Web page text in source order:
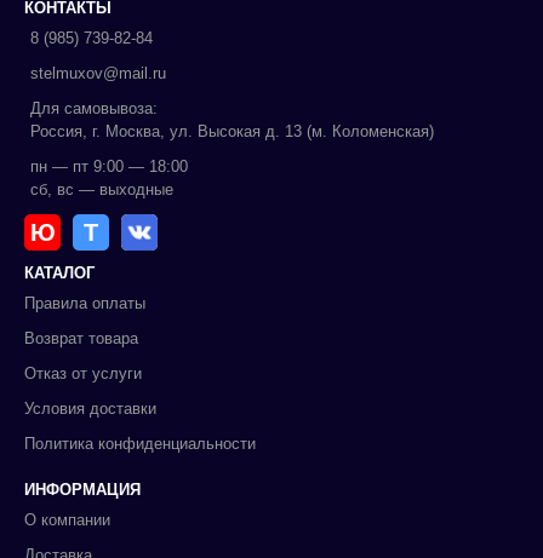
КОНТАКТЫ
8 (985) 739-82-84
stelmuxov@mail.ru
Для самовывоза:
Россия, г. Москва, ул. Высокая д. 13 (м. Коломенская)
пн — пт 9:00 — 18:00
сб, вс — выходные
Ю Т
КАТАЛОГ
Правила оплаты
Возврат товара
Отказ от услуги
Условия доставки
Политика конфиденциальности
ИНФОРМАЦИЯ
О компании